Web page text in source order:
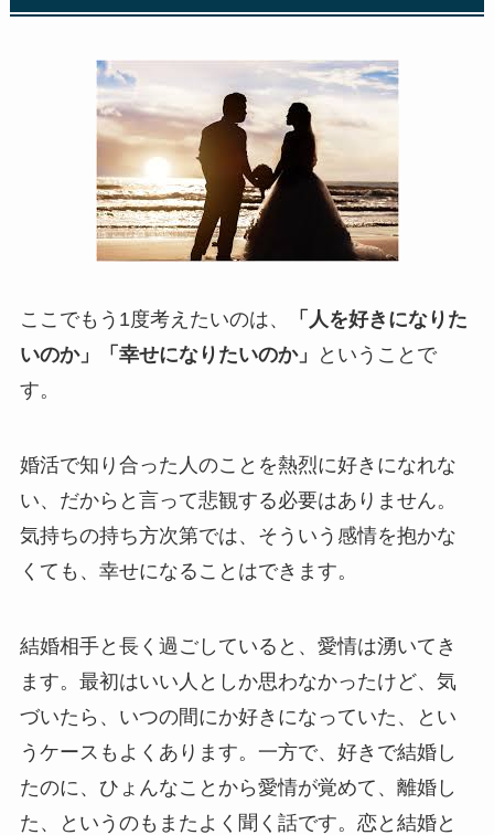
ここでもう1度考えたいのは、
「人を好きになりた
いのか」「幸せになりたいのか」
ということで
す。
婚活で知り合った人のことを熱烈に好きになれな
い、だからと言って悲観する必要はありません。
気持ちの持ち方次第では、そういう感情を抱かな
くても、幸せになることはできます。
結婚相手と長く過ごしていると、愛情は湧いてき
ます。最初はいい人としか思わなかったけど、気
づいたら、いつの間にか好きになっていた、とい
うケースもよくあります。一方で、好きで結婚し
たのに、ひょんなことから愛情が覚めて、離婚し
た、というのもまたよく聞く話です。恋と結婚と